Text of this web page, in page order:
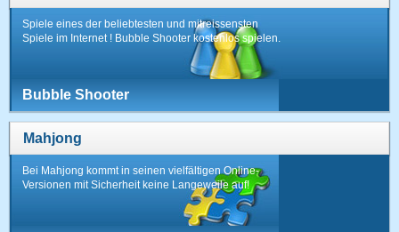
Spiele eines der beliebtesten und mitreissensten
Spiele im Internet ! Bubble Shooter kostenlos spielen.
Bubble Shooter
Mahjong
Bei Mahjong kommt in seinen vielfältigen Online-
Versionen mit Sicherheit keine Langeweile auf!